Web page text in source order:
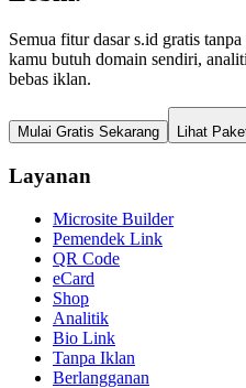
Semua fitur dasar s.id gratis
kamu butuh domain sendiri,
bebas iklan.
Mulai Gratis Sekarang Lihat
Layanan
Microsite Builder
Pemendek Link
QR Code
eCard
Shop
Analitik
Bio Link
Tanpa Iklan
Berlangganan